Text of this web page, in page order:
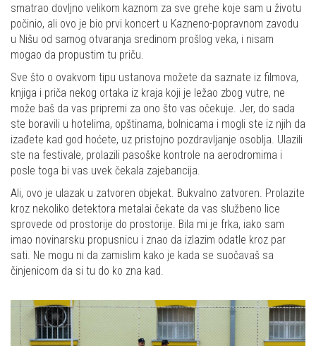
smatrao dovljno velikom kaznom za sve grehe koje sam u životu
počinio, ali ovo je bio prvi koncert u Kazneno-popravnom zavodu
u Nišu od samog otvaranja sredinom prošlog veka, i nisam
mogao da propustim tu priču.
Sve što o ovakvom tipu ustanova možete da saznate iz filmova,
knjiga i priča nekog ortaka iz kraja koji je ležao zbog vutre, ne
može baš da vas pripremi za ono što vas očekuje. Jer, do sada
ste boravili u hotelima, opštinama, bolnicama i mogli ste iz njih da
izađete kad god hoćete, uz pristojno pozdravljanje osoblja. Ulazili
ste na festivale, prolazili pasoške kontrole na aerodromima i
posle toga bi vas uvek čekala zajebancija.
Ali, ovo je ulazak u zatvoren objekat. Bukvalno zatvoren. Prolazite
kroz nekoliko detektora metalai čekate da vas službeno lice
sprovede od prostorije do prostorije. Bila mi je frka, iako sam
imao novinarsku propusnicu i znao da izlazim odatle kroz par
sati. Ne mogu ni da zamislim kako je kada se suočavaš sa
činjenicom da si tu do ko zna kad.